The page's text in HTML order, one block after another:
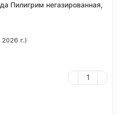
Пилигрим негазированная,
2026 г.)